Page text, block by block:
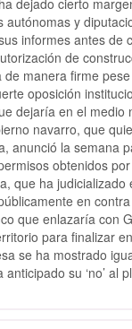
dejado cierto
autónomas y
informes antes de
de
de manera firme
oposición
dejaría en el medio
navarro, que
anunció la semana
obtenidos
que ha judicializado
en
que enlazaría con
para finalizar
se ha mostrado
su ‘no’ al